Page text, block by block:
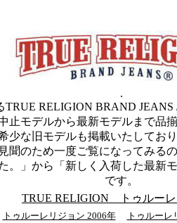
.
RELIGION BRAND
止モデルから最新モデルまで品
少な旧モデルも掲載いたしてお
聞のため一度ご覧になってみる
。」から「新しく入荷した最新
です。
TRUE RELIGION トゥルー
トゥルーレリジョン 2006年
トゥルーレ